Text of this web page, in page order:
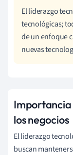
El liderazgo
tecnológicas;
de un enfoque
nuevas
Importancia
los negocios
El liderazgo
buscan